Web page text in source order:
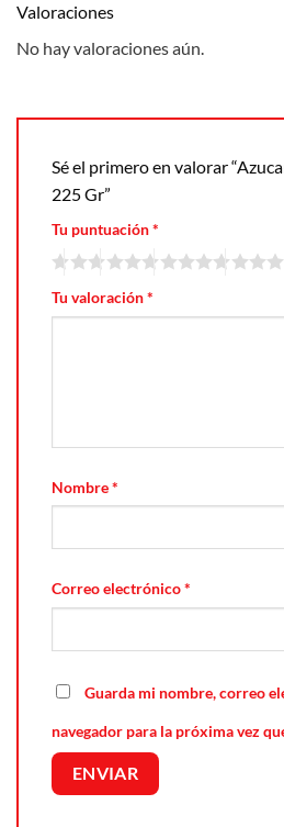
Valoraciones
No hay valoraciones aún.
Sé el primero en valorar
225 Gr”
Tu puntuación*
Tu valoración*
Nombre*
Correo electrónico*
Guarda mi nombre, correo
navegador para la próxima vez